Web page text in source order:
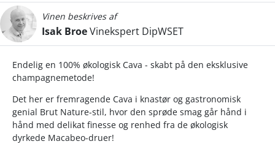
Vinen beskrives af
Isak BroeVinekspert DipWSET
Endelig en 100% økologisk Cava - skabt på den eksklusive
champagnemetode!
Det her er fremragende Cava i knastør og gastronomisk
genial Brut Nature-stil, hvor den sprøde smag går hånd i
hånd med delikat finesse og renhed fra de økologisk
dyrkede Macabeo-druer!